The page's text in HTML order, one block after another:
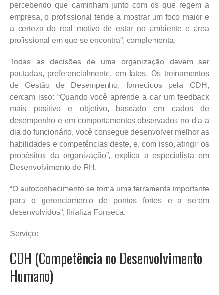
percebendo que caminham junto com os que regem a
empresa, o profissional tende a mostrar um foco maior e
a certeza do real motivo de estar no ambiente e área
profissional em que se encontra”, complementa.
Todas as decisões de uma organização devem ser
pautadas, preferencialmente, em fatos. Os treinamentos
de Gestão de Desempenho, fornecidos pela CDH,
cercam isso: “Quando você aprende a dar um feedback
mais positivo e objetivo, baseado em dados de
desempenho e em comportamentos observados no dia a
dia do funcionário, você consegue desenvolver melhor as
habilidades e competências deste, e, com isso, atingir os
propósitos da organização”, explica a especialista em
Desenvolvimento de RH.
“O autoconhecimento se torna uma ferramenta importante
para o gerenciamento de pontos fortes e a serem
desenvolvidos”, finaliza Fonseca.
Serviço:
CDH (Competência no Desenvolvimento
Humano)